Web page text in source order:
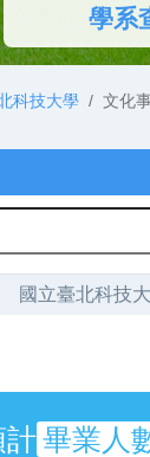
學系
科技大學 文化
國立臺北科技
計畢業人